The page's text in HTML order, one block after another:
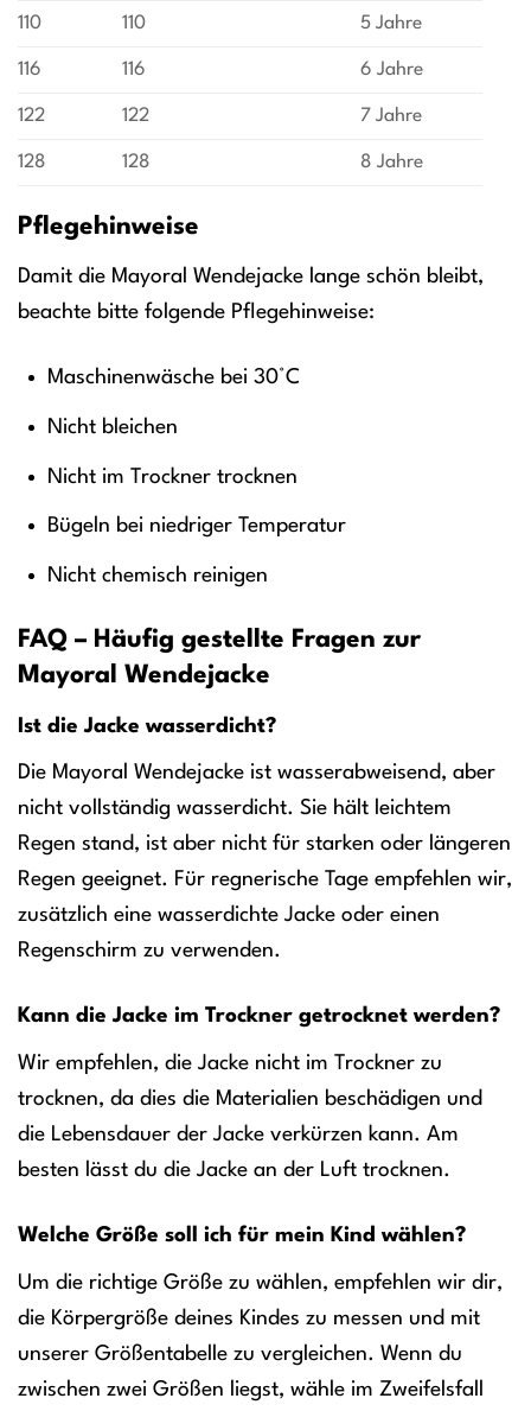
110 110 5 Jahre
116 116 6 Jahre
122 122 7 Jahre
128 128 8 Jahre
Pflegehinweise
Damit die Mayoral Wendejacke lange schön bleibt,
beachte bitte folgende Pflegehinweise:
Maschinenwäsche bei 30°C
Nicht bleichen
Nicht im Trockner trocknen
Bügeln bei niedriger Temperatur
Nicht chemisch reinigen
FAQ – Häufig gestellte Fragen zur
Mayoral Wendejacke
Ist die Jacke wasserdicht?
Die Mayoral Wendejacke ist wasserabweisend, aber
nicht vollständig wasserdicht. Sie hält leichtem
Regen stand, ist aber nicht für starken oder längeren
Regen geeignet. Für regnerische Tage empfehlen wir,
zusätzlich eine wasserdichte Jacke oder einen
Regenschirm zu verwenden.
Kann die Jacke im Trockner getrocknet werden?
Wir empfehlen, die Jacke nicht im Trockner zu
trocknen, da dies die Materialien beschädigen und
die Lebensdauer der Jacke verkürzen kann. Am
besten lässt du die Jacke an der Luft trocknen.
Welche Größe soll ich für mein Kind wählen?
Um die richtige Größe zu wählen, empfehlen wir dir,
die Körpergröße deines Kindes zu messen und mit
unserer Größentabelle zu vergleichen. Wenn du
zwischen zwei Größen liegst, wähle im Zweifelsfall